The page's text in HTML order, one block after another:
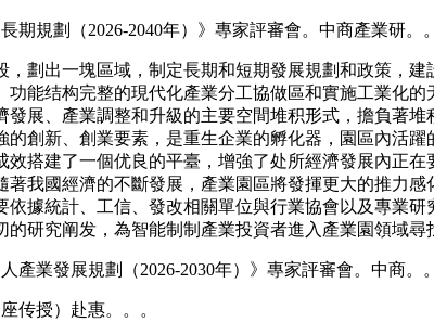
規劃（2026-2040年）》專家評審會。中商產業研。
出一塊區域，制定長期和短期發展規劃和政策，建
能结构完整的現代化產業分工協做區和實施工業化
展、產業調整和升級的主要空間堆积形式，擔負著
創新、創業要素，是重生企業的孵化器，園區內活
搭建了一個优良的平臺，增強了处所經濟發展內正
我國經濟的不斷發展，產業園區將發揮更大的推力
據統計、工信、發改相關單位與行業協會以及專業
研究阐发，為智能制制產業投資者進入產業園領域尋
業發展規劃（2026-2030年）》專家評審會。中商。
传授）赴惠。。。